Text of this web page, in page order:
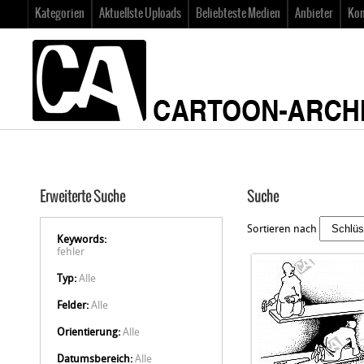
Kategorien Aktuellste Uploads Beliebteste Medien Anbieter
Erweiterte Suche
Keywords:
fehler
Typ: Alle
Felder: Alle
Orientierung: Alle
Datumsbereich: Alle
Suche
Sortieren nach